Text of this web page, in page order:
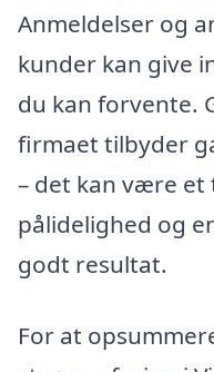
Anmeldelser og
kunder kan give
du kan forvente.
firmaet tilbyder
– det kan være et
pålidelighed og
godt resultat.
For at